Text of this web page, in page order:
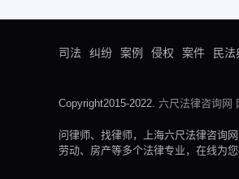
司法 纠纷 案例 侵权 案件 民法
Copyright2015-2022. 六尺法律咨询网
问律师、找律师，上海六尺法律咨询
劳动、房产等多个法律专业，在线为